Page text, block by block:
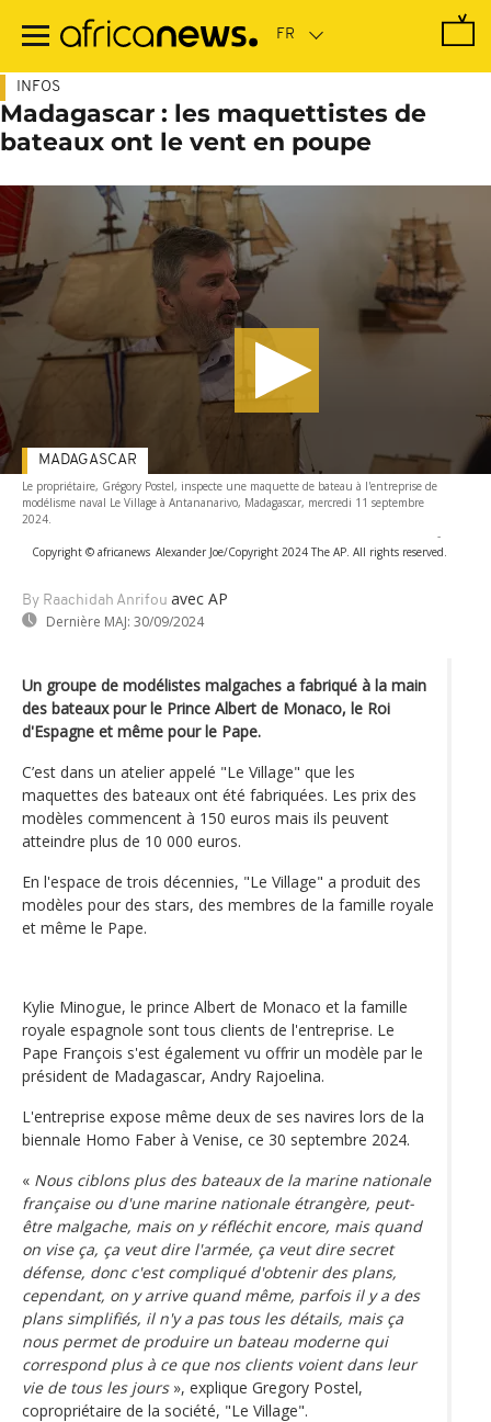
contenu
INFOS
Madagascar : les maquettistes de
bateaux ont le vent en poupe
Le propriétaire, Grégory Postel, inspecte une maquette de bateau à l'entreprise de
modélisme naval Le Village à Antananarivo, Madagascar, mercredi 11 septembre
2024.
-
Copyright © africanews Alexander Joe/Copyright 2024 The AP. All rights reserved.
By Raachidah Anrifou avec AP
Dernière MAJ: 30/09/2024
MADAGASCAR
Un groupe de modélistes malgaches a fabriqué à la main
des bateaux pour le Prince Albert de Monaco, le Roi
d'Espagne et même pour le Pape.
C’est dans un atelier appelé "Le Village" que les
maquettes des bateaux ont été fabriquées. Les prix des
modèles commencent à 150 euros mais ils peuvent
atteindre plus de 10 000 euros.
En l'espace de trois décennies, "Le Village" a produit des
modèles pour des stars, des membres de la famille royale
et même le Pape.
Kylie Minogue, le prince Albert de Monaco et la famille
royale espagnole sont tous clients de l'entreprise. Le
Pape François s'est également vu offrir un modèle par le
président de Madagascar, Andry Rajoelina.
L'entreprise expose même deux de ses navires lors de la
biennale Homo Faber à Venise, ce 30 septembre 2024.
« Nous ciblons plus des bateaux de la marine nationale
française ou d'une marine nationale étrangère, peut-
être malgache, mais on y réfléchit encore, mais quand
on vise ça, ça veut dire l'armée, ça veut dire secret
défense, donc c'est compliqué d'obtenir des plans,
cependant, on y arrive quand même, parfois il y a des
plans simplifiés, il n'y a pas tous les détails, mais ça
nous permet de produire un bateau moderne qui
correspond plus à ce que nos clients voient dans leur
vie de tous les jours», explique Gregory Postel,
copropriétaire de la société, "Le Village".